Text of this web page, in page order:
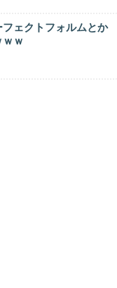
フェクトフォルムとか
ｗ